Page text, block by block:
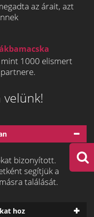
az árait, azt
1000 elismert
bizonyított.
segítjük a
találását.
hoz